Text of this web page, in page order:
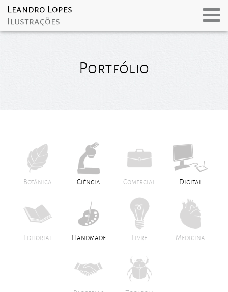
Portfólio
Botânica Ciência Comercial Digital
Editorial Handmade Livre Medicina